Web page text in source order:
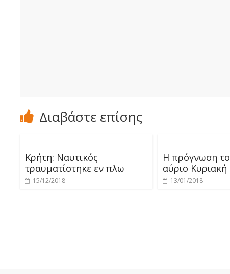
Διαβάστε επίσης
Κρήτη: Ναυτικός
τραυματίστηκε εν πλω
15/12/2018
Η πρόγνωση
αύριο Κυριακή
13/01/2018